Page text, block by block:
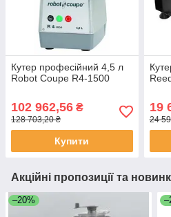
Кутер професійний 4,5 л
Robot Coupe R4-1500
102 962,56 ₴
128 703,20 ₴
Купити
19
24
Акційні пропозиції та
–20%